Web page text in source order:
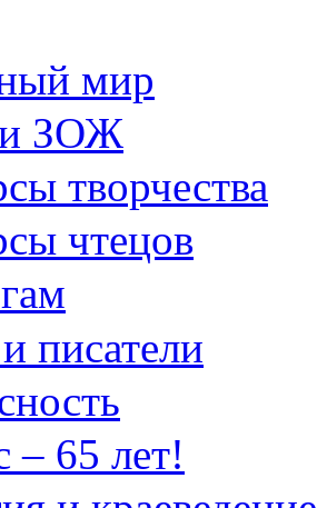
мир
ЗОЖ
творчества
чтецов
писатели
– 65 лет!